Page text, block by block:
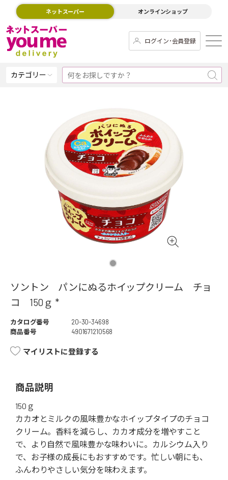
ネットスーパー オンラインショップ
ログイン･会員登録
カテゴリー
ソントン パンにぬるホイップクリーム チョ
コ 150ｇ *
カタログ番号
20-30-34698
商品番号
4901671210568
マイリストに登録する
商品説明
150ｇ
カカオとミルクの風味豊かなホイップタイプのチョコ
クリーム。香料を減らし、カカオ成分を増やすこと
で、より自然で風味豊かな味わいに。カルシウム入り
で、お子様の成長にもおすすめです。忙しい朝にも、
ふんわりやさしい気分を味わえます。